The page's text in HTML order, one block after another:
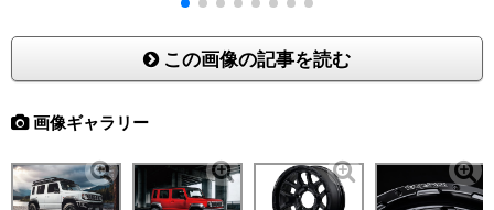
この画像の記事を読む
画像ギャラリー